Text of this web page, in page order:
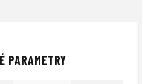
PARAMETRY